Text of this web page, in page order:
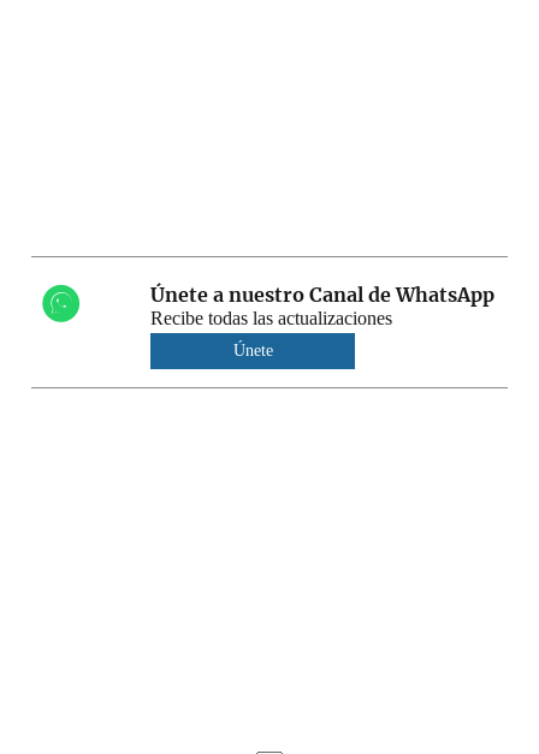
Únete a nuestro Canal de WhatsApp
Recibe todas las actualizaciones
Únete